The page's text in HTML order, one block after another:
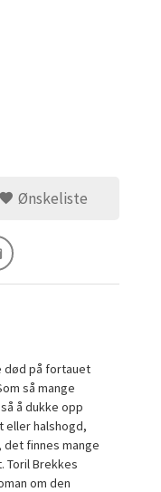
Ønskeliste
død på fortauet
så mange
å dukke opp
eller halshogd,
finnes mange
Toril Brekkes
om den